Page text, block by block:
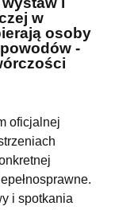
w
osoby
-
oficjalnej
i spotkania